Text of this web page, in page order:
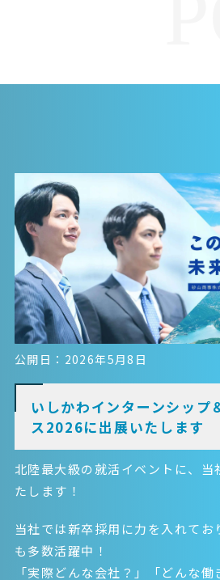
公開日：2026年5月8日
いしかわインターンシップ
ス2026に出展いたします
北陸最大級の就活イベントに、当
たします！
当社では新卒採用に力を入れてお
も多数活躍中！
「実際どんな会社？」「どんな働